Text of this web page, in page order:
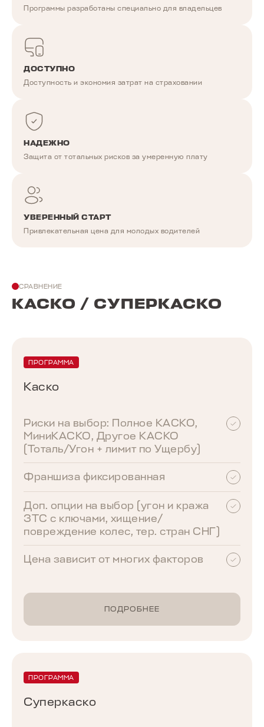
Программы разработаны специально для владельцев
ДОСТУПНО
Доступность и экономия затрат на страховании
НАДЕЖНО
Защита от тотальных рисков за умеренную плату
УВЕРЕННЫЙ СТАРТ
Привлекательная цена для молодых водителей
СРАВНЕНИЕ
КАСКО / CУПЕРКАСКО
ПРОГРАММА
Каско
Риски на выбор: Полное КАСКО,
МиниКАСКО, Другое КАСКО
(Тоталь/Угон + лимит по Ущербу)
Франшиза фиксированная
Доп. опции на выбор (угон и кража
ЗТС с ключами, хищение/
повреждение колес, тер. стран СНГ)
Цена зависит от многих факторов
ПОДРОБНЕЕ
ПРОГРАММА
Cуперкаско